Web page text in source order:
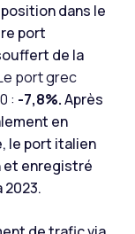
dans le
port
de la
port grec
: -7,8%.Après
en
le port italien
et enregistré
2023.